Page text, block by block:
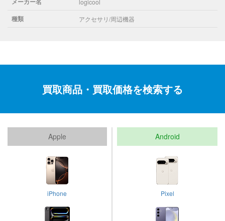
種類 アクセサリ/周辺機器
買取商品・買取価格を検索する
Apple
iPhone
Android
Pixel